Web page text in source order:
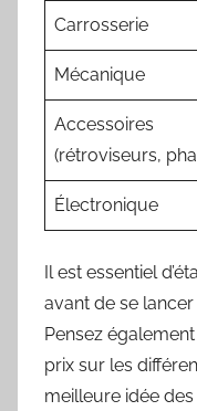
Carrosserie
Mécanique
Accessoires
(rétroviseurs,
Électronique
Il est essentiel
avant de se
Pensez
prix sur les
meilleure idée